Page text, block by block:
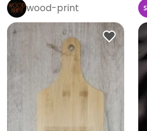
wood-print